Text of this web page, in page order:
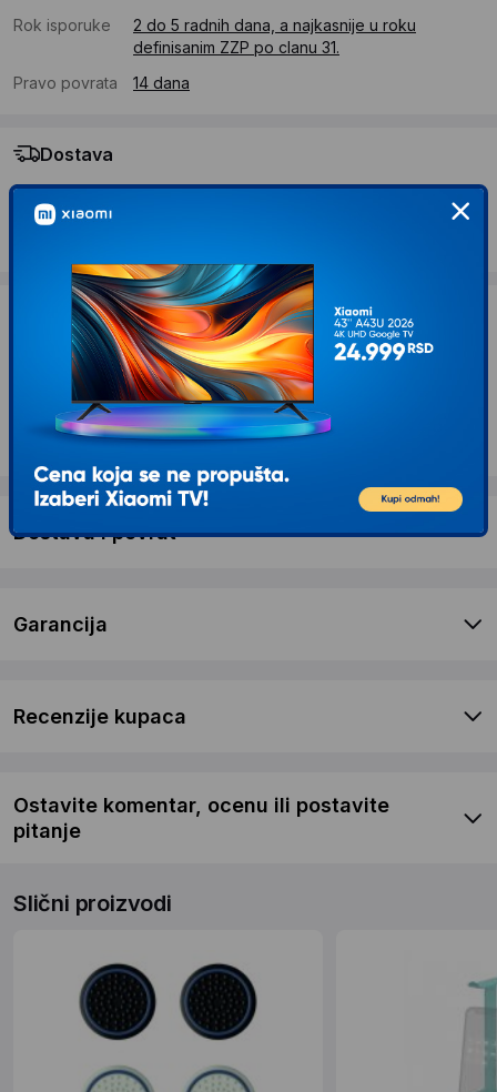
Rok isporuke
2 do 5 radnih dana, a najkasnije u roku
definisanim ZZP po clanu 31.
Pravo povrata
14 dana
Dostava
Standardna dostava se očekuje u roku od 2 do 5 radnih
dana
Želite li ponudu za firmu?
Kontaktirajte nas
Opis proizvoda TRUST GXT 267 4-pack
THUMB GRIPS XBOX (24174)
Dostava i povrat
Garancija
Recenzije kupaca
Ostavite komentar, ocenu ili postavite
pitanje
Slični proizvodi